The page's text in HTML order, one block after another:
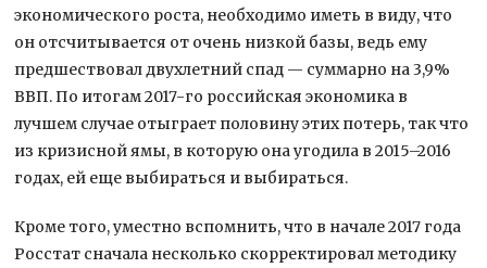
экономического роста, необходимо иметь в виду, что
он отсчитывается от очень низкой базы, ведь ему
предшествовал двухлетний спад — суммарно на 3,9%
ВВП. По итогам 2017-го российская экономика в
лучшем случае отыграет половину этих потерь, так что
из кризисной ямы, в которую она угодила в 2015–2016
годах, ей еще выбираться и выбираться.
Кроме того, уместно вспомнить, что в начале 2017 года
Росстат сначала несколько скорректировал методику